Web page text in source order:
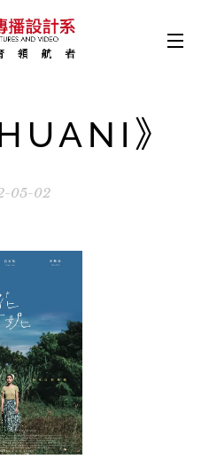
》
05-02